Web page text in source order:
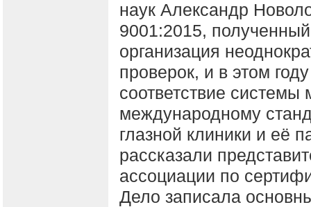
наук Александр
9001:2015,
организация
проверок, и в этом
соответствие
международному
глазной клиники и её
рассказали
ассоциации по
Дело записала